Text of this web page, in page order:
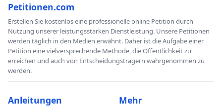
Petitionen.com
Erstellen Sie kostenlos eine professionelle online Petition durch
Nutzung unserer leistungsstarken Dienstleistung. Unsere Petitionen
werden täglich in den Medien erwähnt. Daher ist die Aufgabe einer
Petition eine vielversprechende Methode, die Öffentlichkeit zu
erreichen und auch von Entscheidungsträgern wahrgenommen zu
werden.
Anleitungen Mehr